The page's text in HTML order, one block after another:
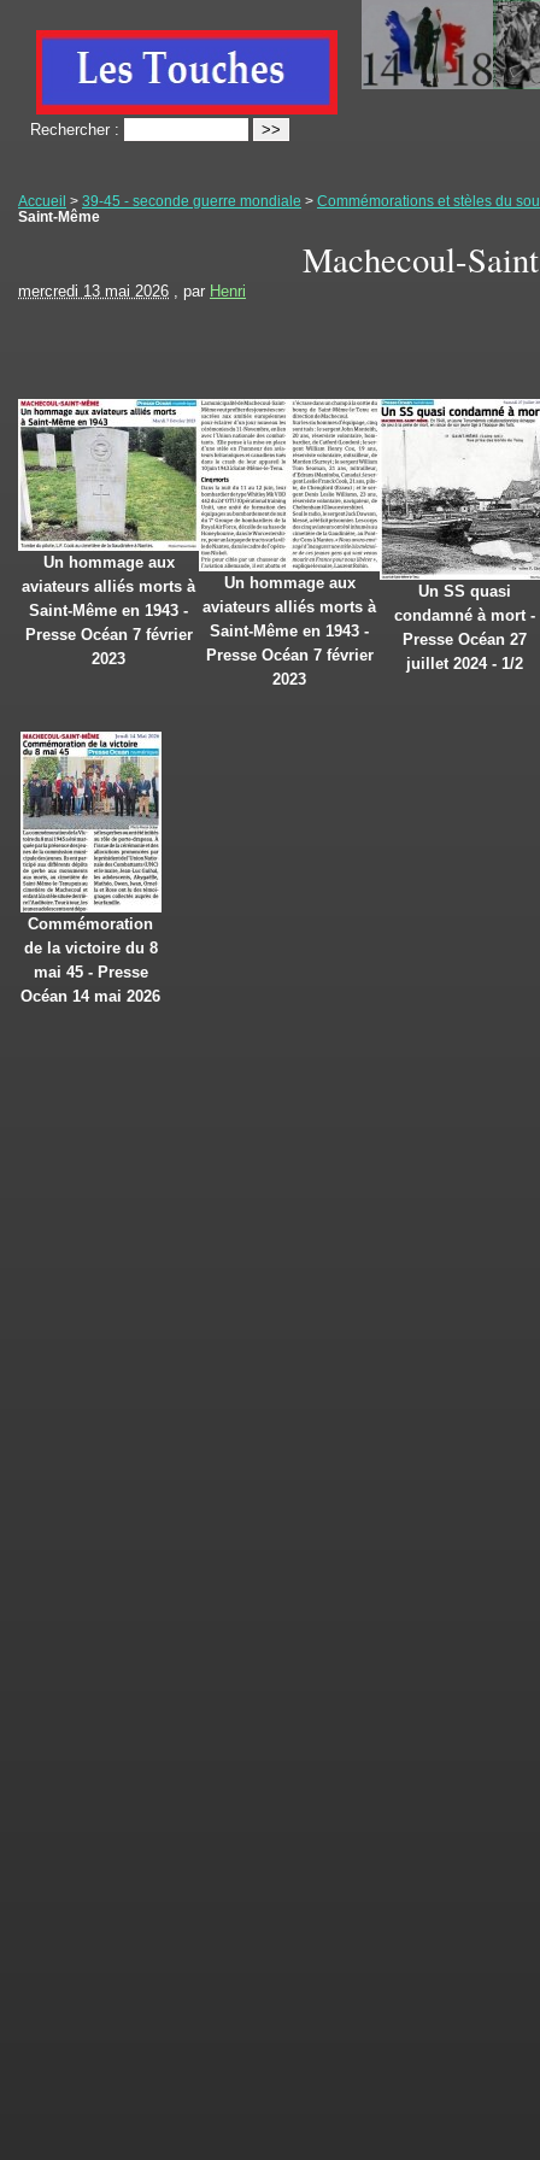
Rechercher :
Accueil > 39-45 - seconde guerre mondiale > Commémorations et stèles du
Saint-Même
Machecoul-
mercredi 13 mai 2026 , par Henri
Un hommage aux
aviateurs alliés morts à
Saint-Même en 1943 -
Presse Océan 7 février
2023
Un hommage aux
aviateurs alliés morts à
Saint-Même en 1943 -
Presse Océan 7 février
2023
Un SS quasi
condamné à mort -
Presse Océan 27
juillet 2024 - 1/2
Commémoration
de la victoire du 8
mai 45 - Presse
Océan 14 mai 2026